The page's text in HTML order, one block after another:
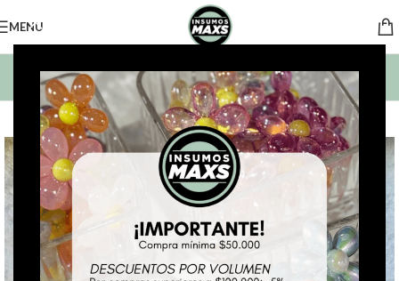
MENU
BUSCAR PRODUCTOS
*